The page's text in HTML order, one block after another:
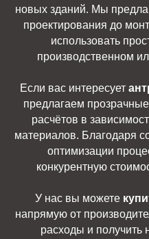
новых зданий. Мы
проектирования до
использовать
производственном
Если вас интересует
предлагаем
расчётов в
материалов. Благодаря
оптимизации
конкурентную
У нас вы можете
напрямую от
расходы и получить